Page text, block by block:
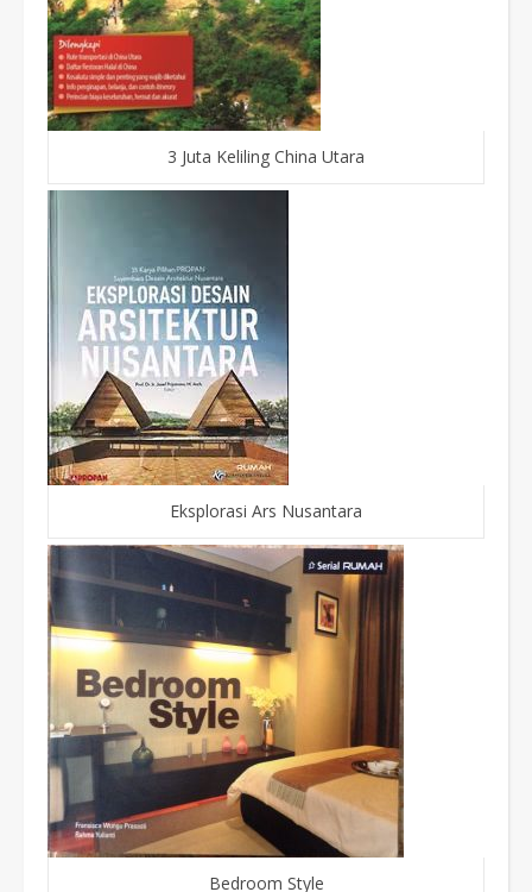
3 Juta Keliling China Utara
Eksplorasi Ars Nusantara
Bedroom Style